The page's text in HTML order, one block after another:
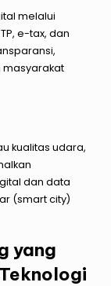
melalui
e-tax, dan
kualitas udara,
dan data
(smart city)
yang